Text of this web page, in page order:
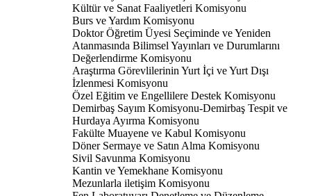
Kültür ve Sanat Faaliyetleri Komisyonu
Burs ve Yardım Komisyonu
Doktor Öğretim Üyesi Seçiminde ve Yeniden
Atanmasında Bilimsel Yayınları ve Durumlarını
Değerlendirme Komisyonu
Araştırma Görevlilerinin Yurt İçi ve Yurt Dışı
İzlenmesi Komisyonu
Özel Eğitim ve Engellilere Destek Komisyonu
Demirbaş Sayım Komisyonu-Demirbaş Tespit ve
Hurdaya Ayırma Komisyonu
Fakülte Muayene ve Kabul Komisyonu
Döner Sermaye ve Satın Alma Komisyonu
Sivil Savunma Komisyonu
Kantin ve Yemekhane Komisyonu
Mezunlarla iletişim Komisyonu